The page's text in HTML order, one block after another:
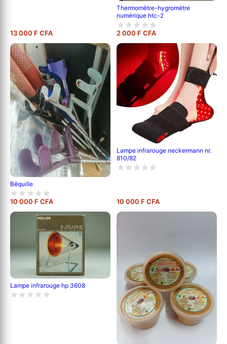
13 000 F CFA
Thermomètre-hygromètre
numérique htc-2
2 000 F CFA
Béquille
10 000 F CFA
Lampe infrarouge neckermann nr.
810/82
10 000 F CFA
Lampe infrarouge hp 3608